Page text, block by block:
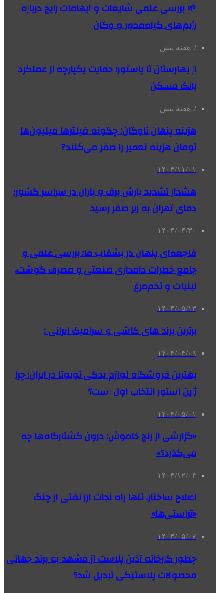
🌱 بررسی علمی شایعات و ابهامات رایج درباره
رژیم‌های گیاه‌محور و وگان
2 هفته پیش
از بهارستان تا پاستور؛ حمایت یکپارچه از عملکرد
بانک مسکن
2 هفته پیش
هزینه پنهان ناوگان: چگونه فیلترها میلیون‌ها
تومان هزینه تعمیر را صفر می‌کنند?
۱۴۰۳/۱۱/۰۱
هشدار تشدید بارش برف و باران در سراسر کشور؛
دمای تهران به زیر صفر رسید
۱۴۰۴/۰۴/۳۰
فاجعه‌ای پنهان در بشقاب ما: بررسی علمی و
جامع خطرات دامداری صنعتی و مصرف گوشت،
لبنیات و تخم‌مرغ
۱۴۰۴/۰۵/۱۳
برترین برند های کاشی و سرامیک ایرانی :
۱۴۰۴/۰۴/۰۹
بهترین فروشگاه لوازم یدکی تویوتا در ایران؛ چرا
ژاپن استور انتخاب اول است؟
۱۴۰۴/۰۵/۰۱
«گزارشی از رنج خاموش: درون کشتارگاه‌ها چه
می‌گذرد؟»
۱۴۰۳/۱۲/۰۴
اصلاح ساختار، تنها راه نجات ارز نفتی از چنگ
«تراستی‌ها»
۱۴۰۴/۰۵/۰۷
چطور کارخانه آذین پلاست از مشهد به برند جهانی
محصولات پلاستیکی تبدیل شد؟